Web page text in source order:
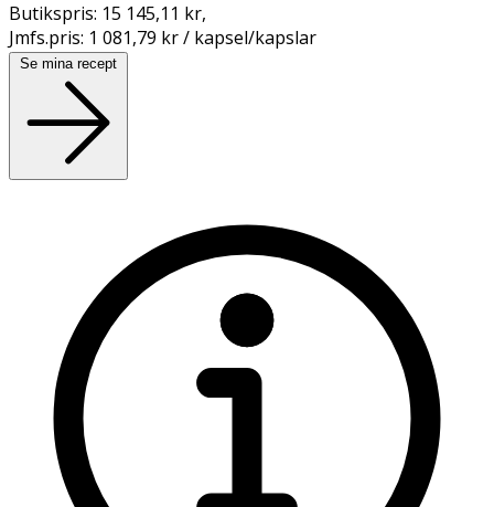
Butikspris: 15 145,11 kr,
Jmfs.pris: 1 081,79 kr / kapsel/kapslar
Se mina recept